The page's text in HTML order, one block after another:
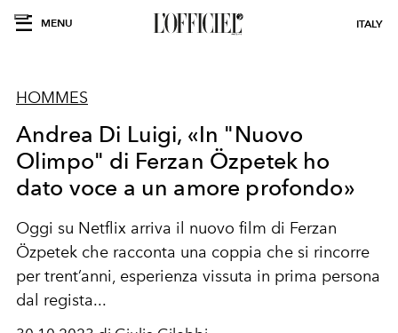
MENU ITALY
HOMMES
Andrea Di Luigi, «In "Nuovo
Olimpo" di Ferzan Özpetek ho
dato voce a un amore profondo»
Oggi su Netflix arriva il nuovo film di Ferzan
Özpetek che racconta una coppia che si rincorre
pertrent’anni, esperienza vissuta in prima persona
dal regista...